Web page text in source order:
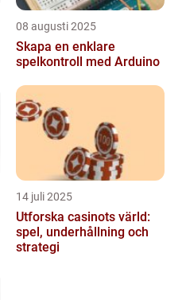
08 augusti 2025
Skapa en enklare
spelkontroll med Arduino
14 juli 2025
Utforska casinots värld:
spel, underhållning och
strategi